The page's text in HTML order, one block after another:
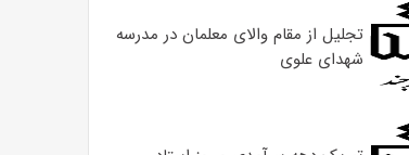
تجلیل از مقام والای معلمان در مدرسه
شهدای علوی